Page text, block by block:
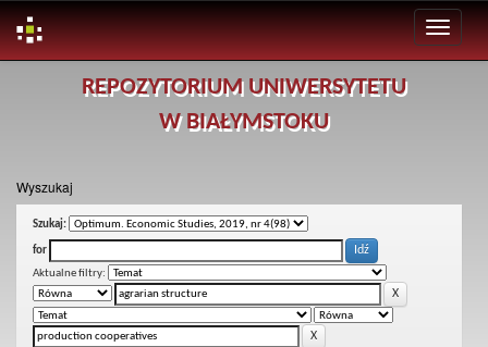
REPOZYTORIUM UNIWERSYTETU
W BIAŁYMSTOKU
Wyszukaj
Szukaj:
for
Aktualne filtry: